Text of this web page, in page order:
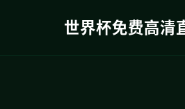
世界杯免费高清